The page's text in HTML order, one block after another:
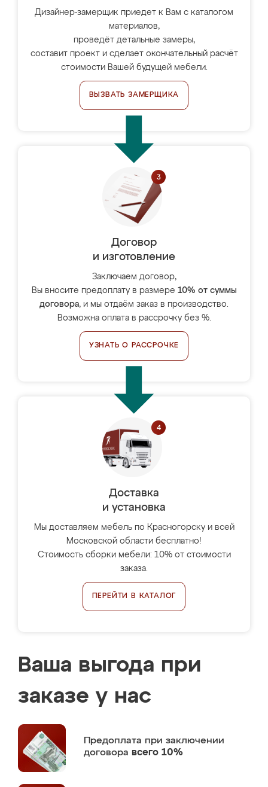
Дизайнер-замерщик приедет к Вам с каталогом
материалов,
проведёт детальные замеры,
составит проект и сделает окончательный расчёт
стоимости Вашей будущей мебели.
ВЫЗВАТЬ ЗАМЕРЩИКА
Договор
и изготовление
Заключаем договор,
Вы вносите предоплату в размере 10% от суммы
договора, и мы отдаём заказ в производство.
Возможна оплата в рассрочку без %.
УЗНАТЬ О РАССРОЧКЕ
Доставка
и установка
Мы доставляем мебель по Красногорску и всей
Московской области бесплатно!
Стоимость сборки мебели: 10% от стоимости
заказа.
ПЕРЕЙТИ В КАТАЛОГ
Ваша выгода при
заказе у нас
Предоплата при заключении
договора всего 10%